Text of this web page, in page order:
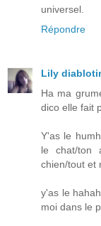
universel.
Répondre
Lily
Ha ma
dico elle fait
Y'as le
le chat/ton
chien/tout et
y'as le
moi dans le